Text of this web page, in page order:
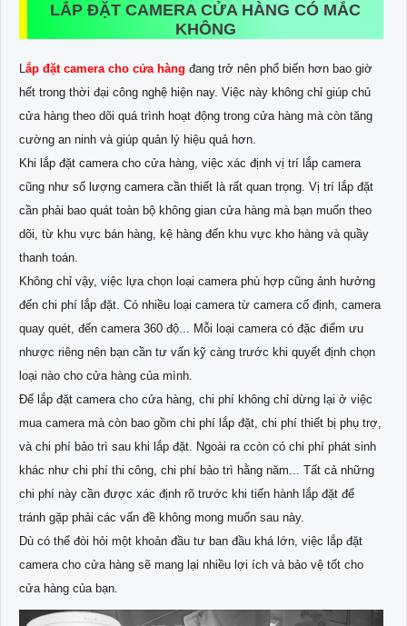
LẮP ĐẶT CAMERA CỬA HÀNG CÓ MẮC
KHÔNG
Lắp đặt camera cho cửa hàng đang trở nên phổ biến hơn bao giờ
hết trong thời đại công nghệ hiện nay. Việc này không chỉ giúp chủ
cửa hàng theo dõi quá trình hoạt động trong cửa hàng mà còn tăng
cường an ninh và giúp quản lý hiệu quả hơn.
Khi lắp đặt camera cho cửa hàng, việc xác định vị trí lắp camera
cũng như số lượng camera cần thiết là rất quan trọng. Vị trí lắp đặt
cần phải bao quát toàn bộ không gian cửa hàng mà bạn muốn theo
dõi, từ khu vực bán hàng, kệ hàng đến khu vực kho hàng và quầy
thanh toán.
Không chỉ vậy, việc lựa chọn loại camera phù hợp cũng ảnh hưởng
đến chi phí lắp đặt. Có nhiều loại camera từ camera cố định, camera
quay quét, đến camera 360 độ... Mỗi loại camera có đặc điểm ưu
nhược riêng nên bạn cần tư vấn kỹ càng trước khi quyết định chọn
loại nào cho cửa hàng của mình.
Để lắp đặt camera cho cửa hàng, chi phí không chỉ dừng lại ở việc
mua camera mà còn bao gồm chi phí lắp đặt, chi phí thiết bị phụ trợ,
và chi phí bảo trì sau khi lắp đặt. Ngoài ra ccòn có chi phí phát sinh
khác như chi phí thi công, chi phí bảo trì hằng năm... Tất cả những
chi phí này cần được xác định rõ trước khi tiến hành lắp đặt để
tránh gặp phải các vấn đề không mong muốn sau này.
Dù có thể đòi hỏi một khoản đầu tư ban đầu khá lớn, việc lắp đặt
camera cho cửa hàng sẽ mang lại nhiều lợi ích và bảo vệ tốt cho
cửa hàng của bạn.